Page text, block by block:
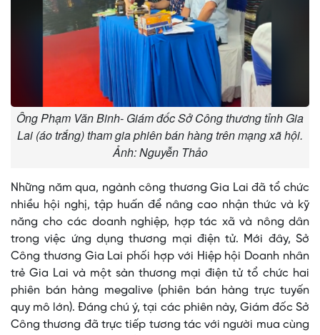
Ông Phạm Văn Binh- Giám đốc Sở Công thương tỉnh Gia
Lai (áo trắng) tham gia phiên bán hàng trên mạng xã hội.
Ảnh: Nguyễn Thảo
Những năm qua, ngành công thương Gia Lai đã tổ chức
nhiều hội nghị, tập huấn để nâng cao nhận thức và kỹ
năng cho các doanh nghiệp, hợp tác xã và nông dân
trong việc ứng dụng thương mại điện tử. Mới đây, Sở
Công thương Gia Lai phối hợp với Hiệp hội Doanh nhân
trẻ Gia Lai và một sàn thương mại điện tử tổ chức hai
phiên bán hàng megalive (phiên bán hàng trực tuyến
quy mô lớn). Đáng chú ý, tại các phiên này, Giám đốc Sở
Công thương đã trực tiếp tương tác với người mua cùng